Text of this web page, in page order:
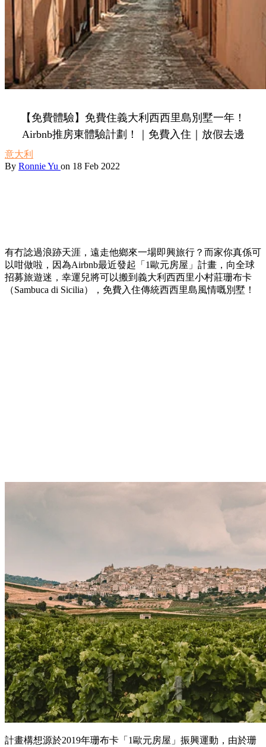
【免費體驗】免費住義大利西西里島別墅一年！
Airbnb推房東體驗計劃！｜免費入住｜放假去邊
意大利
By Ronnie Yu on 18 Feb 2022
有冇諗過浪跡天涯，遠走他鄉來一場即興旅行？而家你真係可
以咁做啦，因為Airbnb最近發起「1歐元房屋」計畫，向全球
招募旅遊迷，幸運兒將可以搬到義大利西西里小村莊珊布卡
（Sambuca di Sicilia），免費入住傳統西西里島風情嘅別墅！
計畫構想源於2019年珊布卡「1歐元房屋」振興運動，由於珊